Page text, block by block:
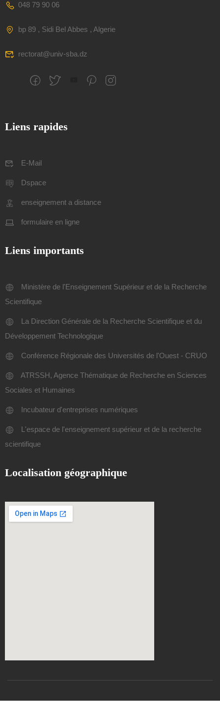
048 79 90 06
bp 89 , Sidi Bel Abbes , Algerie
rectorat@univ-sba.dz
Liens rapides
E-Mail
Dspace
enseignement a distance
formulaire en ligne
Liens importants
Ministère de l'Enseignement Supérieur et de la Recherche
Scientifique
La Direction Générale de la Recherche Scientifique et du
Développement Technologique
Conférence Régionale des Universités de l'Ouest - CRUO
ATRSSH, Agence Thématique de Recherche en Sciences
Sociales et Humaines
Incubateur d'entreprises numériques
L'espace de l'enseignement supérieur et de la recherche
scientifique
Localisation géographique